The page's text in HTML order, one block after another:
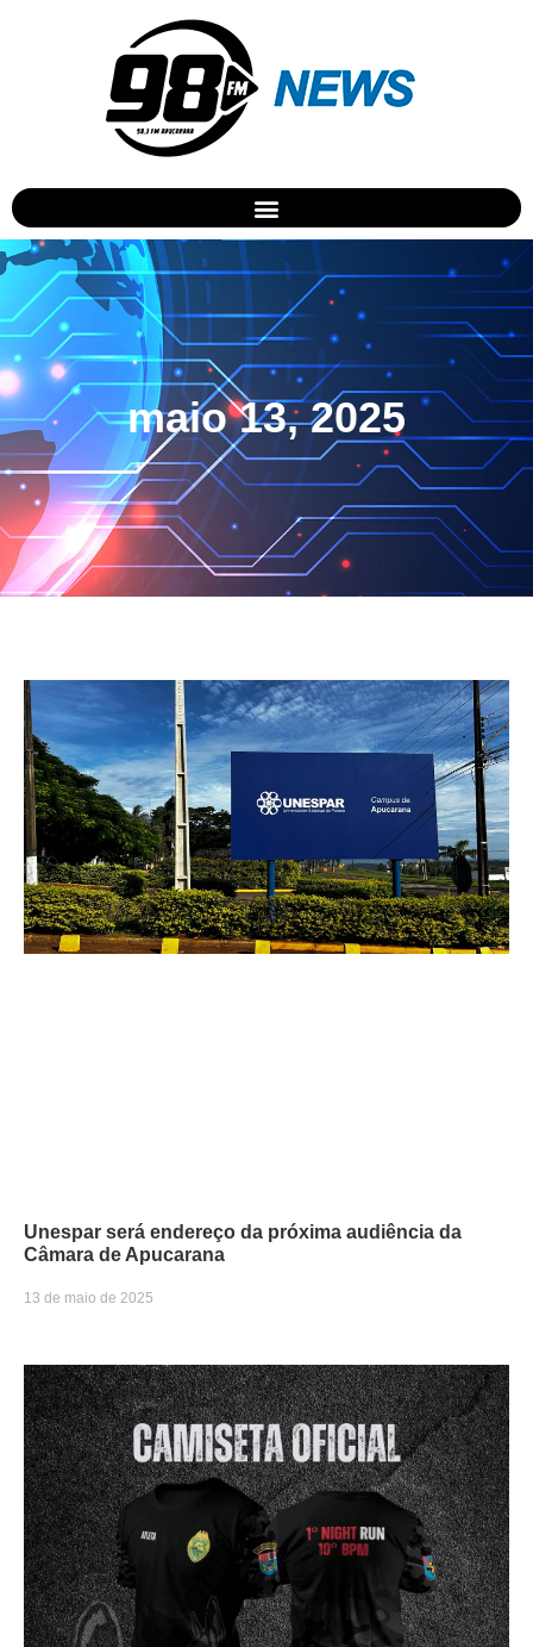
maio 13, 2025
Unespar será endereço da próxima audiência da
Câmara de Apucarana
13 de maio de 2025